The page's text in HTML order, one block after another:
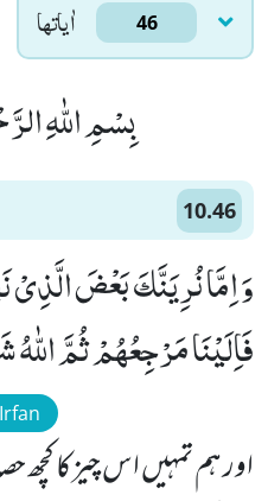
اٰياتها 46
بِسْمِ اللّٰهِ
10.46
وَ اِمَّا نُرِیَنَّكَ بَعْضَ
فَاِلَیْنَا مَرْجِعُهُمْ ثُمَّ اللّٰهُ
اور ہم تمہیں اس چیزکا